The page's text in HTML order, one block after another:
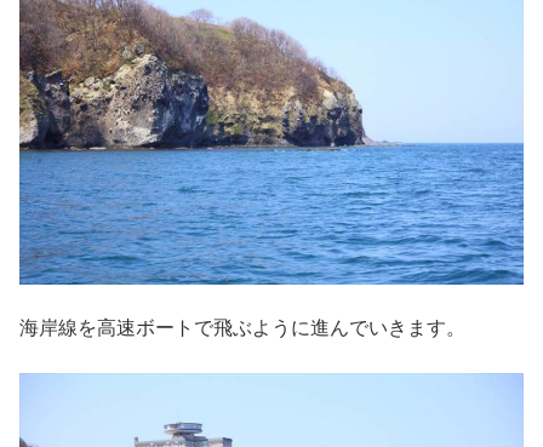
海岸線を高速ボートで飛ぶように進んでいきます。